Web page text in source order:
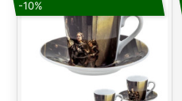
-10%